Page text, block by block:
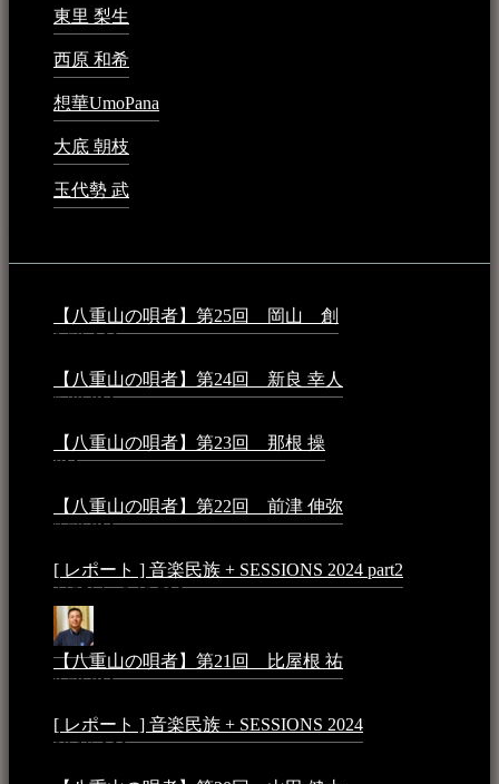
東里 梨生
西原 和希
想華UmoPana
大底 朝枝
玉代勢 武
【八重山の唄者】第25回 岡山 創
1:50 AM
【八重山の唄者】第24回 新良 幸人
5:29 PM
【八重山の唄者】第23回 那根 操
PM
【八重山の唄者】第22回 前津 伸弥
7:50 PM
[ レポート ] 音楽民族 + SESSIONS 2024 part2
月25日 - 9:13 PM
【八重山の唄者】第21回 比屋根 祐
8:59 PM
[ レポート ] 音楽民族 + SESSIONS 2024
10:16 AM